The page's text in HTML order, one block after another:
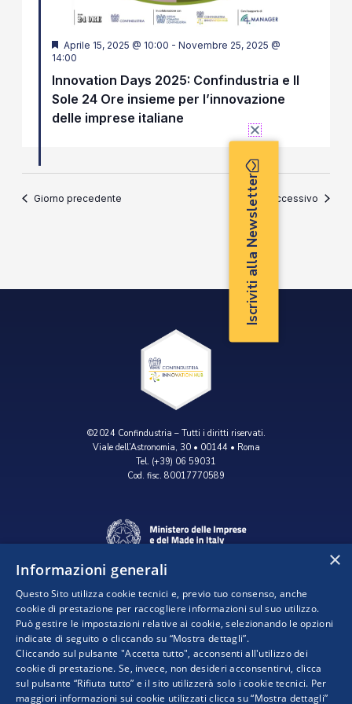
Segnalati
Aprile 15, 2025 @ 10:00 - Novembre 25, 2025 @
14:00
Innovation Days 2025: Confindustria e Il
Sole 24 Ore insieme per l’innovazione
delle imprese italiane
Giorno precedente Giorno successivo
©2024 Confindustria – Tutti i diritti riservati.
Viale dell’Astronomia, 30 • 00144 • Roma
Tel. (+39) 06 59031
Cod. fisc. 80017770589
Progetto realizzato da:
×
Informazioni generali
Questo Sito utilizza cookie tecnici e, previo tuo consenso, anche
cookie di prestazione per raccogliere informazioni sul suo utilizzo.
Può gestire le impostazioni relative ai cookie, selezionando le opzioni
indicate di seguito o cliccando su “Mostra dettagli”.
Cliccando sul pulsante "Accetta tutto", acconsenti all'utilizzo dei
cookie di prestazione. Se, invece, non desideri acconsentirvi, clicca
sul pulsante “Rifiuta tutto” e il sito utilizzerà solo i cookie tecnici. Per
maggiori informazioni sui cookie utilizzati clicca su “Mostra dettagli”
Iscriviti alla Newsletter